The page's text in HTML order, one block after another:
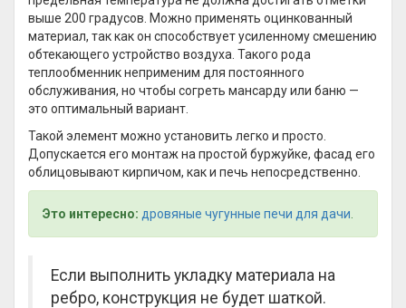
выше 200 градусов. Можно применять оцинкованный
материал, так как он способствует усиленному смешению
обтекающего устройство воздуха. Такого рода
теплообменник неприменим для постоянного
обслуживания, но чтобы согреть мансарду или баню —
это оптимальный вариант.
Такой элемент можно установить легко и просто.
Допускается его монтаж на простой буржуйке, фасад его
облицовывают кирпичом, как и печь непосредственно.
Это интересно: дровяные чугунные печи для дачи
Если выполнить укладку материала на
ребро, конструкция не будет шаткой.